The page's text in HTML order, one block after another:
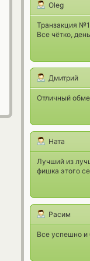
Oleg
Транзакция
Все чётко,
Дмитрий
Отличный
Ната
Лучший из
фишка этого
Расим
Все успешно и